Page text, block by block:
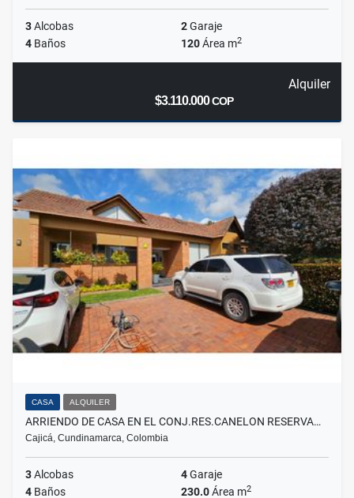
3Alcobas 2Garaje
4 Baños 120Área m2
Alquiler
$3.110.000COP
CASA ALQUILER
ARRIENDO DE CASA EN EL CONJ.RES.CANELON RESERVA…
Cajicá, Cundinamarca, Colombia
3Alcobas 4Garaje
4 Baños 230.0Área m2